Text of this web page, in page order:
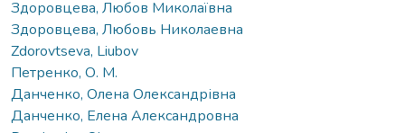
Здоровцева, Любов Миколаївна
Здоровцева, Любовь Николаевна
Zdorovtseva, Liubov
Петренко, О. М.
Данченко, Олена Олександрівна
Данченко, Елена Александровна